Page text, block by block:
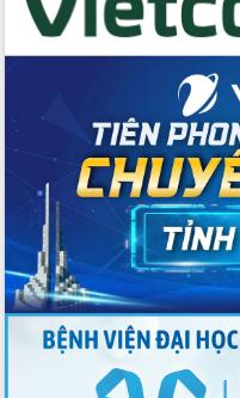
nội trú liên cấp tiểu học và THCS xã
Rvê
Phó Thủ tướng Chính phủ Mai Văn
Chính chia sẻ, động viên người dân
chịu ảnh hưởng nặng từ bão số 13
Chủ tịch UBND tỉnh kiểm tra công
phòng, chống bão số 13 tại các địa
bàn xung yếu
Tập trung đẩy nhanh giải ngân nguồn
vốn các chương trình mục tiêu quốc
gia
Xã Ea H'leo giữ vững và nâng cao
lượng các tiêu chí nông thôn mới
Công bố quyết định của Ban Thường
vụ Tỉnh ủy về công tác cán bộ